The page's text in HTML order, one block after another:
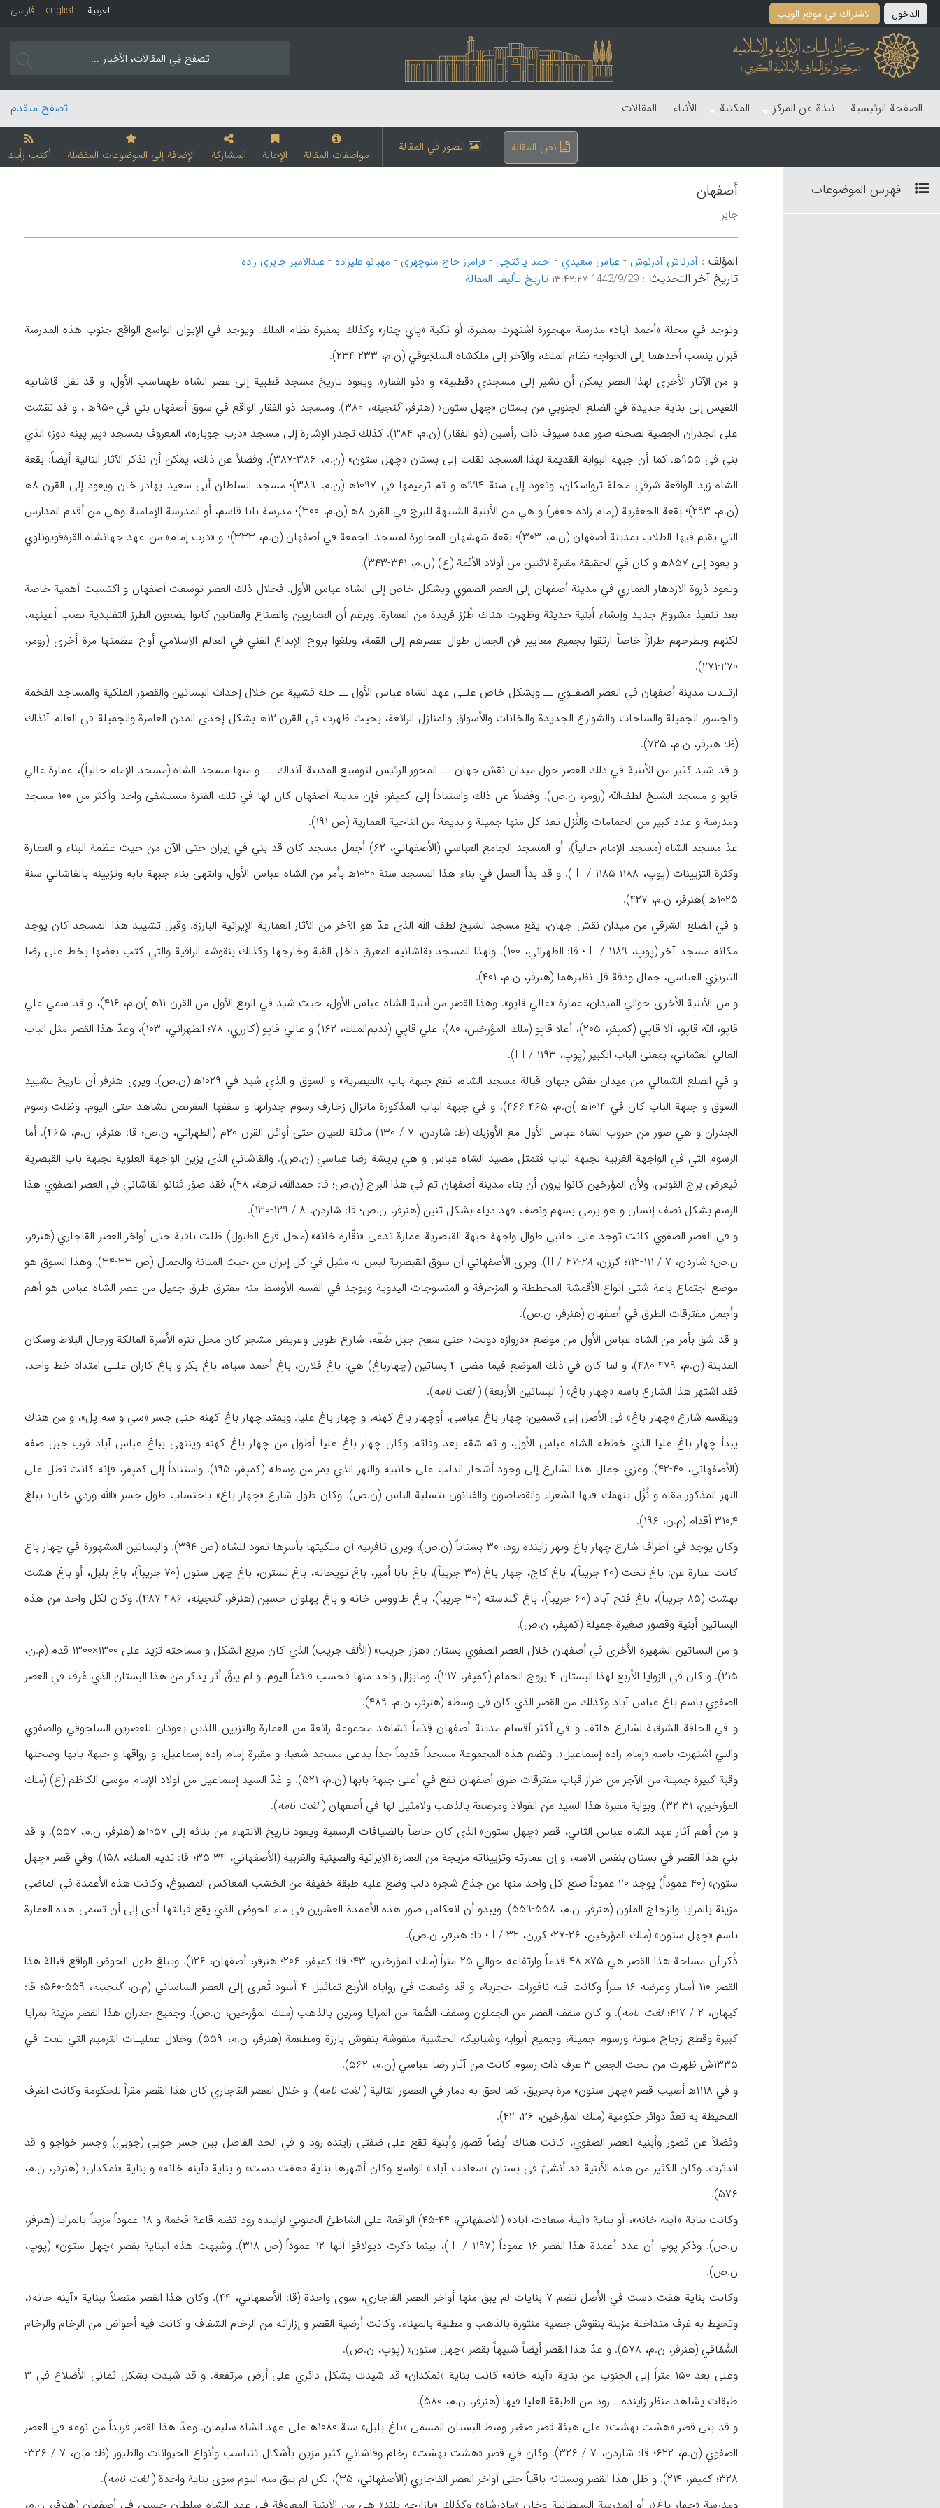
الدخول الاشتراك في موقع الویب فارسی english العربیة
الصفحة الرئیسیة نبذة عن المرکز المکتبة الأنباء المقالات تصفح متقدم
نص المقالة الصور في المقالة مواصفات المقالة الإحالة المشارکة الإضافة إلی الموضوعات المفضلة أکتب رأیك
فهرس الموضوعات أصفهان
جابر
المؤلف :آذرتاش آذرنوش -عباس سعیدي - احمد پاکتچی -فرامرز حاج منوچهری - مهبانو علیزاده -عبدالامیر جابری زاده
تاریخ آخر التحدیث :1442/9/29 ۱۳:۴۲:۲۷ تاریخ تألیف المقالة
وتوجد في محلة «أحمد آباد» مدرسة مهجورة اشتهرت بمقبرة، أو تكية «پاي چنار» وكذلك بمقبرة نظام الملك. ويوجد في الإيوان الواسع الواقع جنوب هذه المدرسة
قبران ينسب أحدهما إلى الخواجه نظام الملك، والآخر إلى ملكشاه السلجوقي (ن.م، ۲۳۳-۲۳۴).
و من الآثار الأخرى لهذا العصر يمكن أن نشير إلى مسجدي «قطبية» و «ذو الفقار». ويعود تاريخ مسجد قطبية إلى عصر الشاه طهماسب الأول، و قد نقل قاشانيه
النفيس إلى بناية جديدة في الضلع الجنوبي من بستان «چهل ستون» (هنرفر،گنجينه
، ۳۸۰). ومسجد ذو الفقار الواقع في سوق أصفهان بني في ۹۵۰ه‍ ، و قد نقشت
على الجدران الجصية لصحنه صور عدة سيوف ذات رأسين (ذو الفقار) (ن.م، ۳۸۴). كذلك تجدر الإشارة إلى مسجد «درب جوباره»، المعروف بمسجد «پير پينه دوز» الذي
بني في ۹۵۵ه‍. كما أن جبهة البوابة القديمة لهذا المسجد نقلت إلى بستان «چهل ستون» (ن.م، ۳۸۶-۳۸۷). وفضلاً عن ذلك، يمكن أن نذكر الآثار التالية أيضاً: بقعة
الشاه زيد الواقعة شرقي محلة ترواسكان، وتعود إلى سنة ۹۹۴ه‍ و تم ترميمها في ۱۰۹۷ه‍ (ن.م، ۳۸۹)؛ مسجد السلطان أبي سعيد بهادر خان ويعود إلى القرن ۸ه‍
(ن.م، ۲۹۳)؛ بقعة الجعفرية (إمام زاده جعفر) و هي من الأبنية الشبيهة للبرج في القرن ۸ه‍ (ن.م، ۳۰۰)؛ مدرسة بابا قاسم، أو المدرسة الإمامية وهي من أقدم المدارس
التي يقيم فيها الطلاب بمدينة أصفهان (ن.م، ۳۰۳)؛ بقعة شهشهان المجاورة لمسجد الجمعة في أصفهان (ن.م، ۳۳۳)؛ و «درب إمام» من عهد جهانشاه القره‌قويونلوي
و يعود إلى ۸۵۷ه‍ و كان في الحقيقة مقبرة لاثنين من أولاد الأئمة (ع) (ن.م، ۳۴۱-۳۴۳).
وتعود ذروة الازدهار العماري في مدينة أصفهان إلى العصر الصفوي وبشكل خاص إلى الشاه عباس الأول. فخلال ذلك العصر توسعت أصفهان و اكتسبت أهمية خاصة
بعد تنفيذ مشروع جديد وإنشاء أبنية حديثة وظهرت هناك طُرُز فريدة من العمارة. وبرغم أن العماريين والصناع والفنانين كانوا يضعون الطرز التقليدية نصب أعينهم،
لكنهم وبطرحهم طرازاً خاصاً ارتقوا بجميع معايير فن الجمال طوال عصرهم إلى القمة، وبلغوا بروح الإبداع الفني في العالم الإسلامي أوج عظمتها مرة أخرى (رومر،
۲۷۰-۲۷۱).
ارتـدت مدينة أصفهان في العصر الصفـوي ــ وبشكل خاص علـى عهد الشاه عباس الأول ــ حلة قشيبة من خلال إحداث البساتين والقصور الملكية والمساجد الفخمة
والجسور الجميلة والساحات والشوارع الجديدة والخانات والأسواق والمنازل الرائعة، بحيث ظهرت في القرن ۱۲ه‍ بشكل إحدى المدن العامرة والجميلة في العالم آنذاك
(ظ: هنرفر، ن.م، ۷۲۵).
و قد شيد كثير من الأبنية في ذلك العصر حول ميدان نقش جهان ــ المحور الرئيس لتوسيع المدينة آنذاك ــ و منها مسجد الشاه (مسجد الإمام حالياً)، عمارة عالي
قاپو و مسجد الشيخ لطف‌الله (رومر، ن.ص). وفضلاً عن ذلك واستناداً إلى كمپفر، فإن مدينة أصفهان كان لها في تلك الفترة مستشفى واحد وأكثر من ۱۰۰ مسجد
ومدرسة و عدد كبير من الحمامات والنُّزل تعد كل منها جميلة و بديعة من الناحية العمارية (ص ۱۹۱).
عدّ مسجد الشاه (مسجد الإمام حالياً)، أو المسجد الجامع العباسي (الأصفهاني، ۶۲) أجمل مسجد كان قد بني في إيران حتى الآن من حيث عظمة البناء و العمارة
وكثرة التزيينات (پوپ، III / ۱۱۸۵-۱۱۸۸). و قد بدأ العمل في بناء هذا المسجد سنة ۱۰۲۰ه‍ بأمر من الشاه عباس الأول، وانتهى بناء جبهة بابه وتزيينه بالقاشاني سنة
۱۰۲۵ه‍ )هنرفر، ن.م، ۴۲۷).
و في الضلع الشرقي من ميدان نقش جهان، يقع مسجد الشيخ لطف الله الذي عدّ هو الآخر من الآثار العمارية الإيرانية البارزة. وقبل تشييد هذا المسجد كان يوجد
مكانه مسجد آخر (پوپ، III / ۱۱۸۹؛ قا: الطهراني، ۱۰۰). ولهذا المسجد بقاشانيه المعرق داخل القبة وخارجها وكذلك بنقوشه الراقية والتي كتب بعضها بخط علي رضا
التبريزي العباسي، جمال ودقة قل نظيرهما (هنرفر، ن.م، ۴۰۱).
و من الأبنية الأخرى حوالي الميدان، عمارة «عالي قاپو». وهذا القصر من أبنية الشاه عباس الأول، حيث شيد في الربع الأول من القرن ۱۱ه‍ )ن.م، ۴۱۶)، و قد سمي علي
قاپو، الله قاپو، ألا قاپي (كمپفر، ۲۰۵)، أعلا قاپو (ملك المؤرخين، ۸۰)، علي قاپي (نديم‌الملك، ۱۶۲) و عالي قاپو (كارري، ۷۸؛ الطهراني، ۱۰۳)، وعدّ هذا القصر مثل الباب
العالي العثماني، بمعنى الباب الكبير (پوپ، III / ۱۱۹۳).
و في الضلع الشمالي من ميدان نقش جهان قبالة مسجد الشاه، تقع جبهة باب «القيصرية» و السوق و الذي شيد في ۱۰۲۹ه‍ (ن.ص). ويرى هنرفر أن تاريخ تشييد
السوق و جبهة الباب كان في ۱۰۱۴ه‍ )ن.م، ۴۶۵-۴۶۶). و في جبهة الباب المذكورة ماتزال زخارف رسوم جدرانها و سقفها المقرنص تشاهد حتى اليوم. وظلت رسوم
الجدران و هي صور من حروب الشاه عباس الأول مع الأوزبك (ظ: شاردن، ۷ / ۱۳۰) ماثلة للعيان حتى أوائل القرن ۲۰م (الطهراني، ن.ص؛ قا: هنرفر، ن.م، ۴۶۵). أما
الرسوم التي في الواجهة الغربية لجبهة الباب فتمثل مصيد الشاه عباس و هي بريشة رضا عباسي (ن.ص). والقاشاني الذي يزين الواجهة العلوية لجبهة باب القيصرية
فيعرض برج القوس. ولأن المؤرخين كانوا يرون أن بناء مدينة أصفهان تم في هذا البرج (ن.ص؛ قا: حمد‌الله،نزهة،
۴۸)، فقد صوّر فنانو القاشاني في العصر الصفوي هذا
الرسم بشكل نصف إنسان و هو يرمي بسهم ونصف فهد ذيله بشكل تنين (هنرفر، ن.ص؛ قا: شاردن، ۸ / ۱۲۹-۱۳۰).
و في العصر الصفوي كانت توجد على جانبي طوال واجهة جبهة القيصرية عمارة تدعى «نقّاره خانه» (محل قرع الطبول) ظلت باقية حتى أواخر العصر القاجاري (هنرفر،
ن.ص؛ شاردن، ۷ / ۱۱۱-۱۱۲؛ كرزن، II /
۲۷-۲۸
). ويرى الأصفهاني أن سوق القيصرية ليس له مثيل في كل إيران من حيث المتانة والجمال (ص ۳۳-۳۴). وهذا السوق هو
موضع اجتماع باعة شتى أنواع الأقمشة المخططة و المزخرفة و المنسوجات اليدوية ويوجد في القسم الأوسط منه مفترق طرق جميل من عصر الشاه عباس هو أهم
وأجمل مفترقات الطرق في أصفهان (هنرفر، ن.ص).
و قد شق بأمر من الشاه عباس الأول من موضع «دروازه دولت» حتى سفح جبل صُفّه، شارع طويل وعريض مشجر كان محل تنزه الأسرة المالكة ورجال البلاط وسكان
المدينة (ن.م، ۴۷۹-۴۸۰)، و لما كان في ذلك الموضع فيما مضى ۴ بساتين (چهارباغ) هي: باغ فلارن، باغ أحمد سياه، باغ بكر و باغ كاران علـى امتداد خط واحد،
فقد اشتهر هذا الشارع باسم «چهار باغ» ( البساتين الأربعة) (لغت نامه).
وينقسم شارع «چهار باغ» في الأصل إلى قسمين: چهار باغ عباسي، أوچهار باغ كهنه، و چهار باغ عليا. ويمتد چهار باغ كهنه حتى جسر «سي و سه پل»، و من هناك
يبدأ چهار باغ عليا الذي خططه الشاه عباس الأول، و تم شقه بعد وفاته. وكان چهار باغ عليا أطول من چهار باغ كهنه وينتهي بباغ عباس آباد قرب جبل صفه
(الأصفهاني، ۴۰-۴۲). وعزي جمال هذا الشارع إلى وجود أشجار الدلب على جانبيه والنهر الذي يمر من وسطه (كمپفر، ۱۹۵). واستناداً إلى كمپفر، فإنه كانت تطل على
النهر المذكور مقاه و نُزُل ينهمك فيها الشعراء والقصاصون والفنانون بتسلية الناس (ن.ص). وكان طول شارع «چهار باغ» باحتساب طول جسر «الله وردي خان» يبلغ
۳۱۰,۴ أقدام (م.ن، ۱۹۶).
وكان يوجد في أطراف شارع چهار باغ ونهر زاينده رود، ۳۰ بستاناً (ن.ص)، ويرى تافرنيه أن ملكيتها بأسرها تعود للشاه (ص ۳۹۴). والبساتين المشهورة في چهار باغ
كانت عبارة عن: باغ تخت (۴۰ جريباً)، باغ كاج، چهار باغ (۳۰ جريباً)، باغ بابا أمير، باغ توپخانه، باغ نسترن، باغ چهل ستون (۷۰ جريباً)، باغ بلبل، أو باغ هشت
بهشت (۸۵ جريباً)، باغ فتح آباد (۶۰ جريباً)، باغ گلدسته (۳۰ جريباً)، باغ طاووس خانه و باغ پهلوان حسين (هنرفر،
گنجينه
، ۴۸۶-۴۸۷). وكان لكل واحد من هذه
البساتين أبنية وقصور صغيرة جميلة (كمپفر، ن.ص).
و من البساتين الشهيرة الأخرى في أصفهان خلال العصر الصفوي بستان «هزار جريب» (الألف جريب) الذي كان مربع الشكل و مساحته تزيد على ۱۳۰۰×۱۳۰۰ قدم (م.ن،
۲۱۵). و كان في الزوايا الأربع لهذا البستان ۴ بروج الحمام (كمپفر، ۲۱۷)، ومايزال واحد منها فحسب قائماً اليوم. و لم يبقَ أثر يذكر من هذا البستان الذي عُرف في العصر
الصفوي باسم باغ عباس آباد وكذلك من القصر الذي كان في وسطه (هنرفر، ن.م، ۴۸۹).
و في الحافة الشرقية لشارع هاتف و في أكثر أقسام مدينة أصفهان قِدَماً تشاهد مجموعة رائعة من العمارة والتزيين اللذين يعودان للعصرين السلجوقي والصفوي
والتي اشتهرت باسم «إمام زاده إسماعيل». وتضم هذه المجموعة مسجداً قديماً جداً يدعى مسجد شعيا، و مقبرة إمام زاده إسماعيل، و رواقها و جبهة بابها وصحنها
وقبة كبيرة جميلة من الآجر من طراز قباب مفترقات طرق أصفهان تقع في أعلى جبهة بابها (ن.م، ۵۲۱). و عُدّ السيد إسماعيل من أولاد الإمام موسى الكاظم (ع) (ملك
المؤرخين، ۳۱-۳۲). وبوابة مقبرة هذا السيد من الفولاذ ومرصعة بالذهب ولامثيل لها في أصفهان (
لغت نامه).
و من أهم آثار عهد الشاه عباس الثاني، قصر «چهل ستون» الذي كان خاصاً بالضيافات الرسمية ويعود تاريخ الانتهاء من بنائه إلى ۱۰۵۷ه‍ (هنرفر، ن.م، ۵۵۷). و قد
بني هذا القصر في بستان بنفس الاسم، و إن عمارته وتزييناته مزيجة من العمارة الإيرانية والصينية والغربية (الأصفهاني، ۳۴-۳۵؛ قا: نديم الملك، ۱۵۸). وفي قصر «چهل
ستون» (۴۰ عموداً) يوجد ۲۰ عموداً صنع كل واحد منها من جذع شجرة دلب وضع عليه طبقة خفيفة من الخشب المعاكس المصبوغ، وكانت هذه الأعمدة في الماضي
مزينة بالمرايا والزجاج الملون (هنرفر، ن.م، ۵۵۸-۵۵۹). ويبدو أن انعكاس صور هذه الأعمدة العشرين في ماء الحوض الذي يقع قبالتها أدى إلى أن تسمى هذه العمارة
باسم «چهل ستون» (ملك المؤرخين، ۲۶-۲۷؛ كرزن، II / ۳۲؛ قا: هنرفر، ن.ص).
ذُكر أن مساحة هذا القصر هي ۷۵× ۴۸ قدماً وارتفاعه حوالي ۲۵ متراً (ملك المؤرخين، ۴۳؛ قا: كمپفر، ۲۰۶؛ هنرفر، أصفهان، ۱۲۶). ويبلغ طول الحوض الواقع قبالة هذا
القصر ۱۱۰ أمتار وعرضه ۱۶ متراً وكانت فيه نافورات حجرية، و قد وضعت في زواياه الأربع تماثيل ۴ أسود تُعزى إلى العصر الساساني (م.ن،
گنجينه
، ۵۵۹-۵۶۰؛ قا:
كيهان، ۲ / ۴۱۷؛
لغت نامه). و كان سقف القصر من الجملون وسقف الصُّفة من المرايا ومزين بالذهب (ملك المؤرخين، ن.ص). وجميع جدران هذا القصر مزينة بمرايا
كبيرة وقطع زجاج ملونة ورسوم جميلة، وجميع أبوابه وشبابيكه الخشبية منقوشة بنقوش بارزة ومطعمة (هنرفر، ن.م، ۵۵۹). وخلال عمليـات الترميم التي تمت في
۱۳۳۵ش ظهرت من تحت الجص ۳ غرف ذات رسوم كانت من آثار رضا عباسي (ن.م، ۵۶۲).
و في ۱۱۱۸ه‍ أصيب قصر «چهل ستون» مرة بحريق، كما لحق به دمار في العصور التالية (
لغت نامه). و خلال العصر القاجاري كان هذا القصر مقراً للحكومة وكانت الغرف
المحيطة به تعدّ دوائر حكومية (ملك المؤرخين، ۲۶، ۴۲).
وفضلاً عن قصور وأبنية العصر الصفوي، كانت هناك أيضاً قصور وأبنية تقع على ضفتي زاينده رود و في الحد الفاصل بين جسر جويي (جوبي) وجسر خواجو و قد
اندثرت. وكان الكثير من هذه الأبنية قد أنشىٔ في بستان «سعادت آباد» الواسع وكان أشهرها بناية «هفت دست» و بناية «آينه خانه» و بناية «نمكدان» (هنرفر، ن.م،
۵۷۶).
وكانت بناية «آينه خانه»، أو بناية «آينۀ سعادت آباد» (الأصفهاني، ۴۴-۴۵) الواقعة على الشاطئ الجنوبي لزاينده رود تضم قاعة فخمة و ۱۸ عموداً مزيناً بالمرايا (هنرفر،
ن.ص). وذكر پوپ أن عدد أعمدة هذا القصر ۱۶ عموداً (III / ۱۱۹۷)، بينما ذكرت ديولافوا أنها ۱۲ عموداً (ص ۳۱۸). وشبهت هذه البناية بقصر «چهل ستون» (پوپ،
ن.ص).
وكانت بناية هفت دست في الأصل تضم ۷ بنايات لم يبق منها أواخر العصر القاجاري، سوى واحدة (قا: الأصفهاني، ۴۴). وكان هذا القصر متصلاً ببناية «آينه خانه»،
وتحيط به غرف متداخلة مزينة بنقوش جصية منثورة بالذهب و مطلية بالميناء. وكانت أرضية القصر و إزاراته من الرخام الشفاف و كانت فيه أحواض من الرخام والرخام
السُّمّاقي (هنرفر، ن.م، ۵۷۸). و عدّ هذا القصر أيضاً شبيهاً بقصر «چهل ستون» (پوپ، ن.ص).
وعلى بعد ۱۵۰ متراً إلى الجنوب من بناية «آينه خانه» كانت بناية «نمكدان» قد شيدت بشكل دائري على أرض مرتفعة. و قد شيدت بشكل ثماني الأضلاع في ۳
طبقات يشاهد منظر زاينده ـ رود من الطبقة العليا فيها (هنرفر، ن.م، ۵۸۰).
و قد بني قصر «هشت بهشت» على هيئة قصر صغير وسط البستان المسمى «باغ بلبل» سنة ۱۰۸۰ه‍ على عهد الشاه سليمان. وعدّ هذا القصر فريداً من نوعه في العصر
الصفوي (ن.م، ۶۲۲؛ قا: شاردن، ۷ / ۳۲۶). وكان في قصر «هشت بهشت» رخام وقاشاني كثير مزين بأشكال تتناسب وأنواع الحيوانات والطيور (ظ: م.ن، ۷ / ۳۲۶-
۳۲۸؛ كمپفر، ۲۱۴). و ظل هذا القصر وبستانه باقياً حتى أواخر العصر القاجاري (الأصفهاني، ۳۵)، لكن لم يبق منه اليوم سوى بناية واحدة (
لغت نامه).